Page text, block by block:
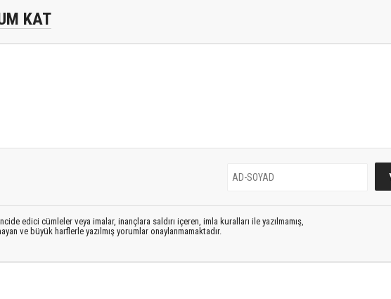
KAT
edici cümleler veya imalar, inançlara saldırı içeren, imla kuralları ile yazılmamış,
ve büyük harflerle yazılmış yorumlar onaylanmamaktadır.